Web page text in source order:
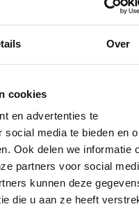
Over
cookies
en advertenties te
social media te bieden en
Ook delen we informatie
partners voor social
kunnen deze
die u aan ze heeft